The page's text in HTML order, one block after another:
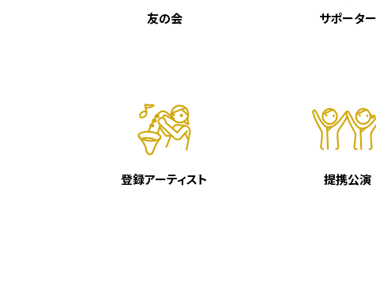
友の会 サポーター
登録アーティスト 提携公演